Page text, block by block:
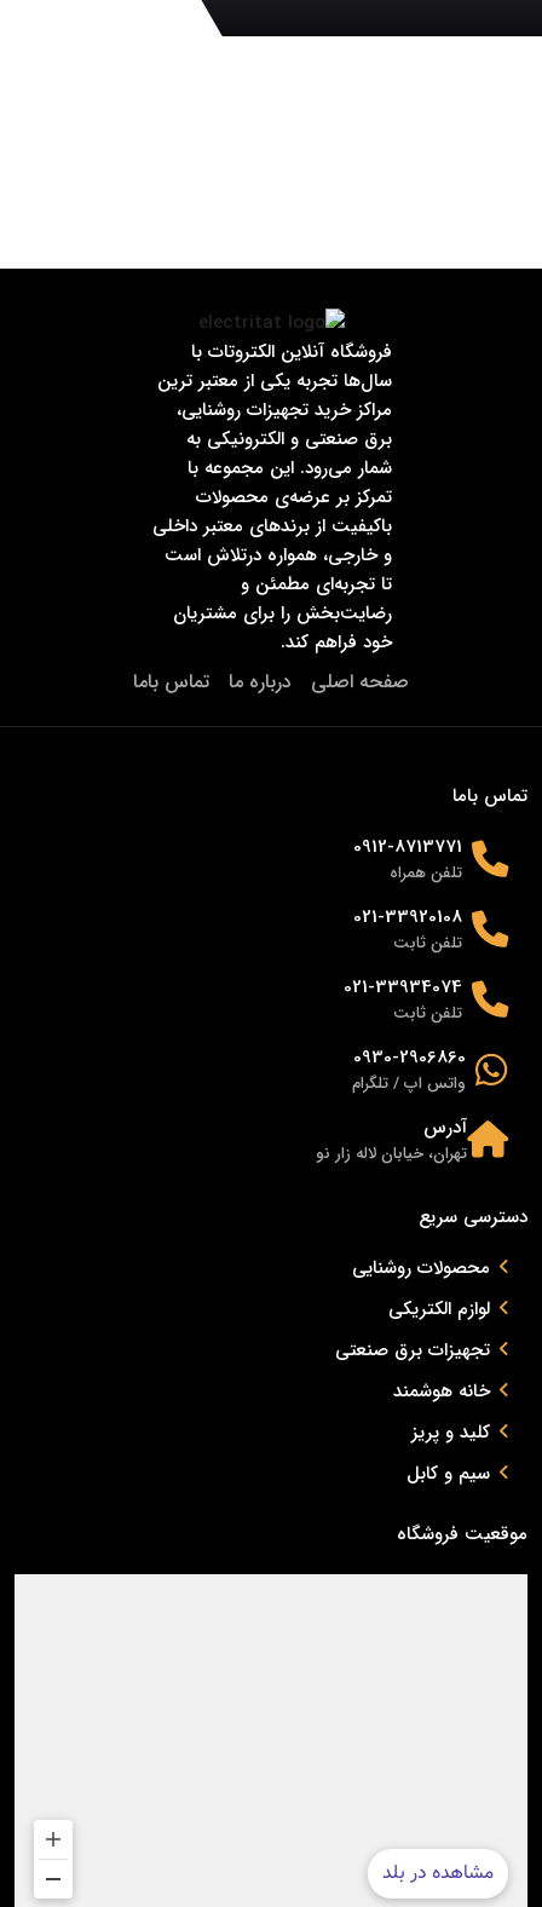
فروشگاه آنلاین الکتروتات با
سال‌ها تجربه یکی از معتبر ترین
مراکز خرید تجهیزات روشنایی،
برق صنعتی و الکترونیکی به
شمار می‌رود. این مجموعه با
تمرکز بر عرضه‌ی محصولات
باکیفیت از برندهای معتبر داخلی
و خارجی، همواره درتلاش است
تا تجربه‌ای مطمئن و
رضایت‌بخش را برای مشتریان
خود فراهم کند.
صفحه اصلی درباره ما تماس باما
تماس باما
0912-8713771
تلفن همراه
021-33920108
تلفن ثابت
021-33934074
تلفن ثابت
0930-2906860
واتس اپ / تلگرام
آدرس
تهران، خیابان لاله زار نو
دسترسی سریع
محصولات روشنایی
لوازم الکتریکی
تجهیزات برق صنعتی
خانه هوشمند
کلید و پریز
سیم و کابل
موقعیت فروشگاه